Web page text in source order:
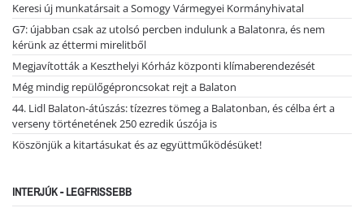
Keresi új munkatársait a Somogy Vármegyei Kormányhivatal
G7: újabban csak az utolsó percben indulunk a Balatonra, és nem
kérünk az éttermi mirelitből
Megjavították a Keszthelyi Kórház központi klímaberendezését
Még mindig repülőgéproncsokat rejt a Balaton
44. Lidl Balaton-átúszás: tízezres tömeg a Balatonban, és célba ért a
verseny történetének 250 ezredik úszója is
Köszönjük a kitartásukat és az együttműködésüket!
INTERJÚK - LEGFRISSEBB